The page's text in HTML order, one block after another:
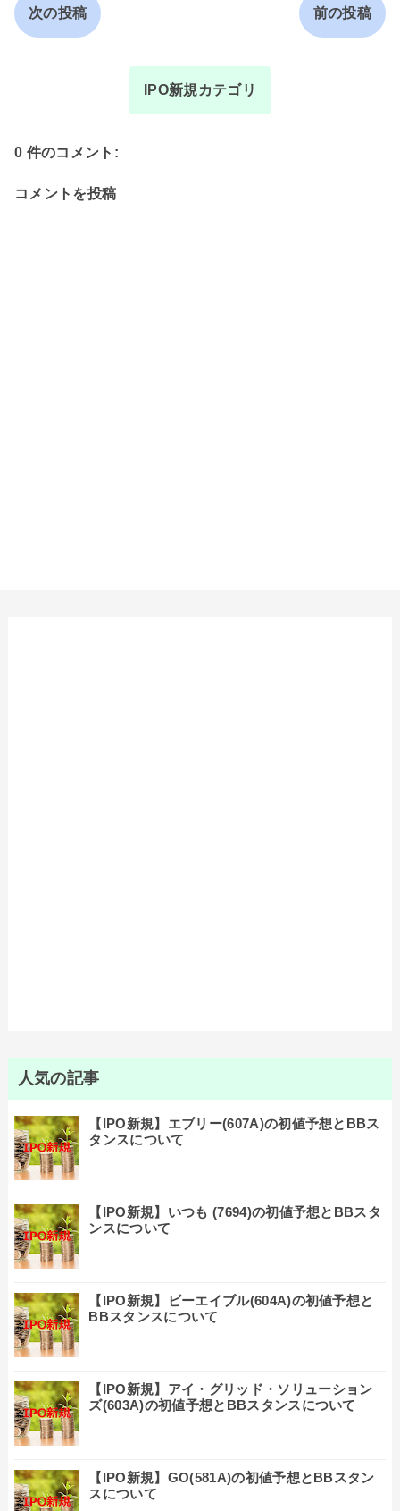
次の投稿 前の投稿
IPO新規カテゴリ
0 件のコメント:
コメントを投稿
人気の記事
【IPO新規】エブリー(607A)の初値予想とBBス
タンスについて
【IPO新規】いつも (7694)の初値予想とBBスタ
ンスについて
【IPO新規】ビーエイブル(604A)の初値予想と
BBスタンスについて
【IPO新規】アイ・グリッド・ソリューション
ズ(603A)の初値予想とBBスタンスについて
【IPO新規】GO(581A)の初値予想とBBスタン
スについて